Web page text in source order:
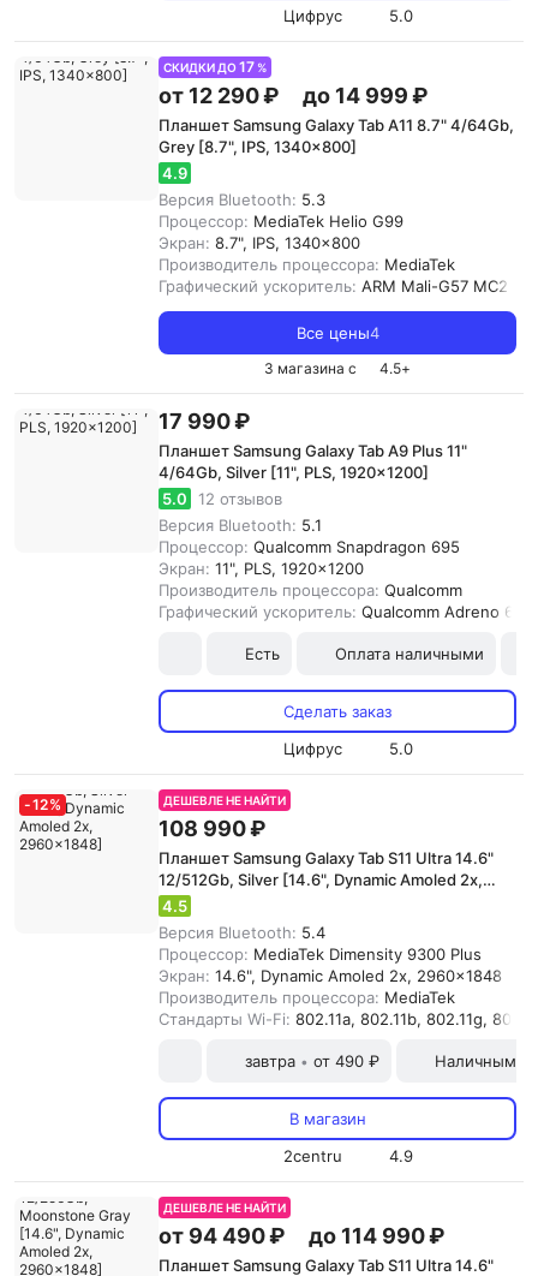
Цифрус
5.0
СКИДКИ ДО17 %
от 12 290 ₽ до 14 999 ₽
Планшет Samsung Galaxy Tab A11 8.7" 4/64Gb,
Grey [8.7", IPS, 1340x800]
4.9
Версия Bluetooth: 5.3
Процессор: MediaTek Helio G99
Экран: 8.7", IPS, 1340x800
Производитель процессора: MediaTek
Графический ускоритель: ARM Mali-G57 MC2
Все цены4
3 магазина с 4.5+
17 990 ₽
Планшет Samsung Galaxy Tab A9 Plus 11"
4/64Gb, Silver [11", PLS, 1920x1200]
5.0
12 отзывов
Версия Bluetooth: 5.1
Процессор: Qualcomm Snapdragon 695
Экран: 11", PLS, 1920x1200
Производитель процессора: Qualcomm
Графический ускоритель: Qualcomm Adreno 619
Есть Оплата наличными
Сделать заказ
Цифрус
5.0
-12% ДЕШЕВЛЕ НЕ НАЙТИ
108 990 ₽
Планшет Samsung Galaxy Tab S11 Ultra 14.6"
12/512Gb, Silver [14.6", Dynamic Amoled 2x,
2960x1848]
4.5
Версия Bluetooth: 5.4
Процессор: MediaTek Dimensity 9300 Plus
Экран: 14.6", Dynamic Amoled 2x, 2960x1848
Производитель процессора: MediaTek
Стандарты Wi-Fi: 802.11a, 802.11b, 802.11g,
завтра • от 490 ₽ Наличными
В магазин
2centru
4.9
ДЕШЕВЛЕ НЕ НАЙТИ
от 94 490 ₽ до 114 990 ₽
Планшет Samsung Galaxy Tab S11 Ultra 14.6"